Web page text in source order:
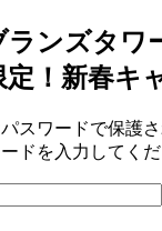
ンズタワ
！新春キ
スワードで保護
ドを入力してくだ